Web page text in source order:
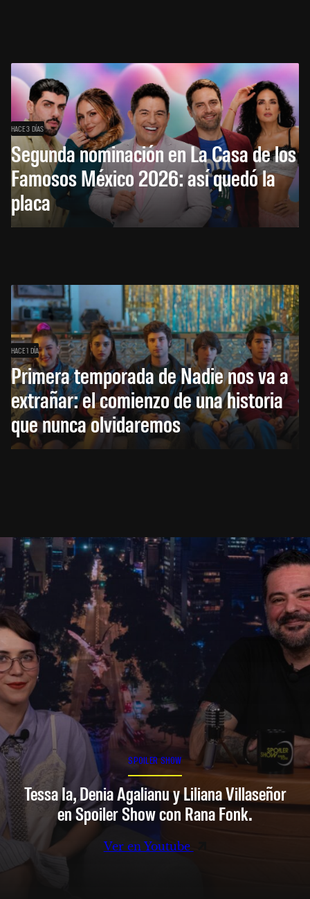
HACE 3 DÍAS
Segunda nominación en La Casa de los
Famosos México 2026: así quedó la
placa
HACE 1 DÍA
Primera temporada de Nadie nos va a
extrañar: el comienzo de una historia
que nunca olvidaremos
SPOILER SHOW
Tessa Ia, Denia Agalianu y Liliana Villaseñor
en Spoiler Show con Rana Fonk.
Ver en Youtube